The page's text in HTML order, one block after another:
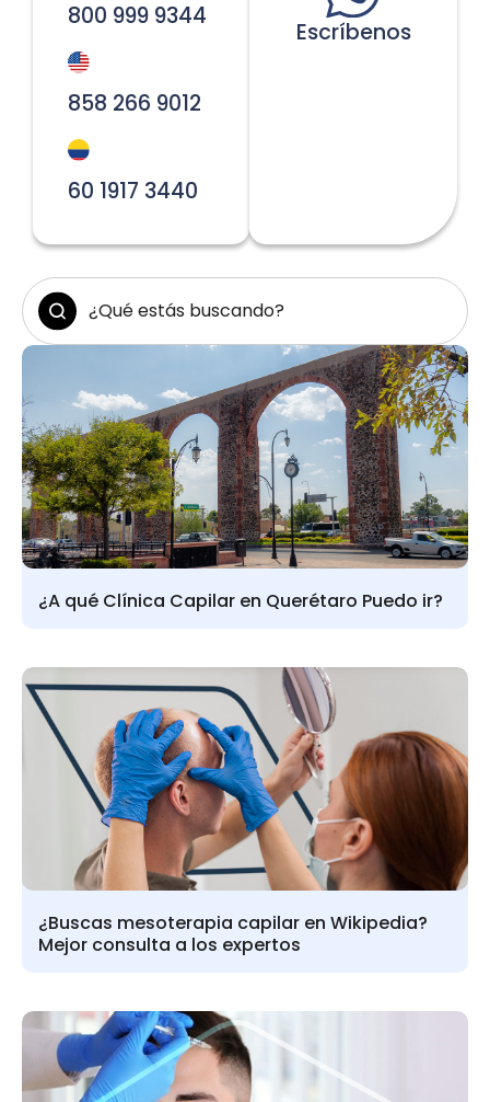
800 999 9344
858 266 9012
60 1917 3440
Escríbenos
¿A qué Clínica Capilar en Querétaro Puedo ir?
¿Buscas mesoterapia capilar en Wikipedia?
Mejor consulta a los expertos